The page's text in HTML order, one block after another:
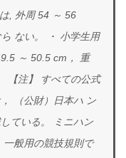
, 外周 54 ～ 56
ない。
・ 小学生用
～ 50.5 cm， 重
【注】 すべての公式
（公財）日本ハ ン
ている。
ミニハン
一般用の競技規則で